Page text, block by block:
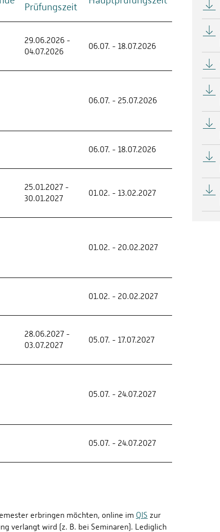
Prüfungszeit
29.06.2026 -
04.07.2026
06.07. - 18.07.2026
06.07. - 25.07.2026
06.07. - 18.07.2026
25.01.2027 -
30.01.2027
01.02. - 13.02.2027
01.02. - 20.02.2027
01.02. - 20.02.2027
28.06.2027 -
03.07.2027
05.07. - 17.07.2027
05.07. - 24.07.2027
05.07. - 24.07.2027
erbringen möchten, online im QIS zur
verlangt wird (z. B. bei Seminaren). Lediglich